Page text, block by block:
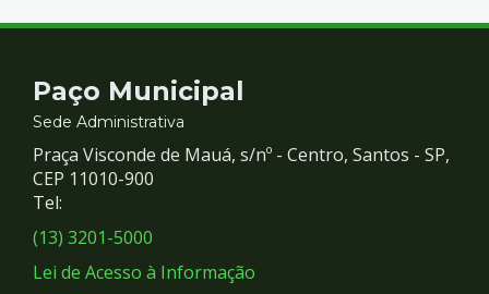
Contato
e
Redes
Sociais
Paço Municipal
Sede Administrativa
Praça Visconde de Mauá, s/nº - Centro, Santos - SP,
CEP 11010-900
Tel:
(13) 3201-5000
Lei de Acesso à Informação